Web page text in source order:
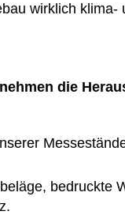
wirklich
die
bedruckte